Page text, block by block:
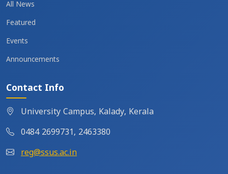
All News
Featured
Events
Announcements
Contact Info
University Campus, Kalady, Kerala
0484 2699731, 2463380
reg@ssus.ac.in